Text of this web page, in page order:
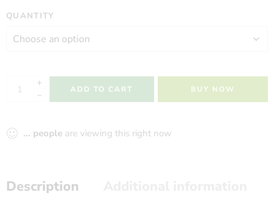
QUANTITY
ADD TO CART BUY NOW
... people are viewing this right now
Description